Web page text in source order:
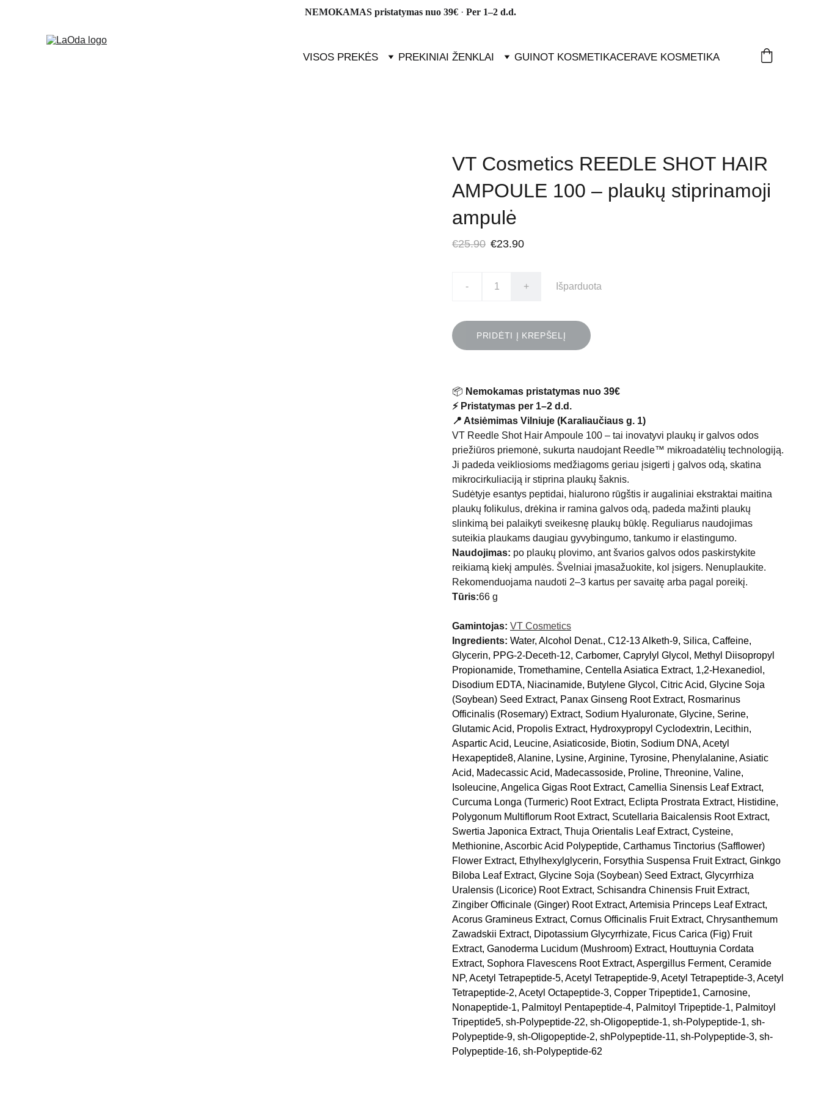
NEMOKAMAS pristatymas nuo 39€ · Per 1–2 d.d.
VISOS PREKĖS PREKINIAI ŽENKLAI GUINOT KOSMETIKACERAVE KOSMETIKA
VT Cosmetics REEDLE SHOT HAIR
AMPOULE 100 – plaukų stiprinamoji
ampulė
€25.90 €23.90
- + Išparduota
PRIDĖTI Į KREPŠELĮ
📦 Nemokamas pristatymas nuo 39€
⚡ Pristatymas per 1–2 d.d.
📍 Atsiėmimas Vilniuje (Karaliaučiaus g. 1)
VT Reedle Shot Hair Ampoule 100 – tai inovatyvi plaukų ir galvos odos
priežiūros priemonė, sukurta naudojant Reedle™ mikroadatėlių technologiją.
Ji padeda veikliosioms medžiagoms geriau įsigerti į galvos odą, skatina
mikrocirkuliaciją ir stiprina plaukų šaknis.
Sudėtyje esantys peptidai, hialurono rūgštis ir augaliniai ekstraktai maitina
plaukų folikulus, drėkina ir ramina galvos odą, padeda mažinti plaukų
slinkimą bei palaikyti sveikesnę plaukų būklę. Reguliarus naudojimas
suteikia plaukams daugiau gyvybingumo, tankumo ir elastingumo.
Naudojimas: po plaukų plovimo, ant švarios galvos odos paskirstykite
reikiamą kiekį ampulės. Švelniai įmasažuokite, kol įsigers. Nenuplaukite.
Rekomenduojama naudoti 2–3 kartus per savaitę arba pagal poreikį.
Tūris:66 g
Gamintojas: VT Cosmetics
Ingredients: Water, Alcohol Denat., C12-13 Alketh-9, Silica, Caffeine,
Glycerin, PPG-2-Deceth-12, Carbomer, Caprylyl Glycol, Methyl Diisopropyl
Propionamide, Tromethamine, Centella Asiatica Extract, 1,2-Hexanediol,
Disodium EDTA, Niacinamide, Butylene Glycol, Citric Acid, Glycine Soja
(Soybean) Seed Extract, Panax Ginseng Root Extract, Rosmarinus
Officinalis (Rosemary) Extract, Sodium Hyaluronate, Glycine, Serine,
Glutamic Acid, Propolis Extract, Hydroxypropyl Cyclodextrin, Lecithin,
Aspartic Acid, Leucine, Asiaticoside, Biotin, Sodium DNA, Acetyl
Hexapeptide8, Alanine, Lysine, Arginine, Tyrosine, Phenylalanine, Asiatic
Acid, Madecassic Acid, Madecassoside, Proline, Threonine, Valine,
Isoleucine, Angelica Gigas Root Extract, Camellia Sinensis Leaf Extract,
Curcuma Longa (Turmeric) Root Extract, Eclipta Prostrata Extract, Histidine,
Polygonum Multiflorum Root Extract, Scutellaria Baicalensis Root Extract,
Swertia Japonica Extract, Thuja Orientalis Leaf Extract, Cysteine,
Methionine, Ascorbic Acid Polypeptide, Carthamus Tinctorius (Safflower)
Flower Extract, Ethylhexylglycerin, Forsythia Suspensa Fruit Extract, Ginkgo
Biloba Leaf Extract, Glycine Soja (Soybean) Seed Extract, Glycyrrhiza
Uralensis (Licorice) Root Extract, Schisandra Chinensis Fruit Extract,
Zingiber Officinale (Ginger) Root Extract, Artemisia Princeps Leaf Extract,
Acorus Gramineus Extract, Cornus Officinalis Fruit Extract, Chrysanthemum
Zawadskii Extract, Dipotassium Glycyrrhizate, Ficus Carica (Fig) Fruit
Extract, Ganoderma Lucidum (Mushroom) Extract, Houttuynia Cordata
Extract, Sophora Flavescens Root Extract, Aspergillus Ferment, Ceramide
NP, Acetyl Tetrapeptide-5, Acetyl Tetrapeptide-9, Acetyl Tetrapeptide-3, Acetyl
Tetrapeptide-2, Acetyl Octapeptide-3, Copper Tripeptide1, Carnosine,
Nonapeptide-1, Palmitoyl Pentapeptide-4, Palmitoyl Tripeptide-1, Palmitoyl
Tripeptide5, sh-Polypeptide-22, sh-Oligopeptide-1, sh-Polypeptide-1, sh-
Polypeptide-9, sh-Oligopeptide-2, shPolypeptide-11, sh-Polypeptide-3, sh-
Polypeptide-16, sh-Polypeptide-62